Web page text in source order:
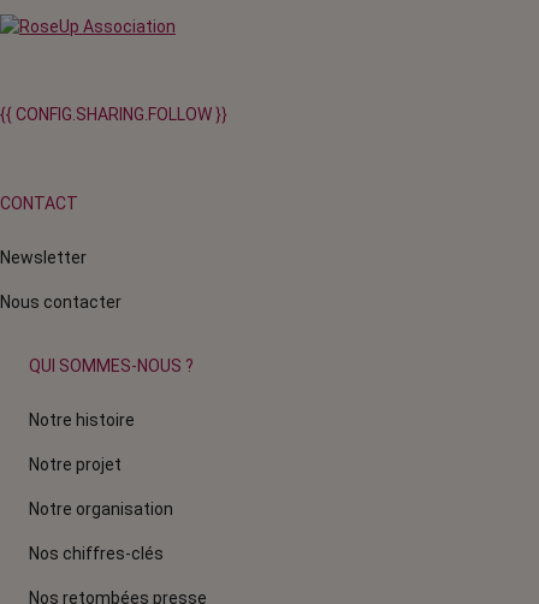
{{ CONFIG.SHARING.FOLLOW }}
CONTACT
Newsletter
Nous contacter
QUI SOMMES-NOUS ?
Notre histoire
Notre projet
Notre organisation
Nos chiffres-clés
Nos retombées presse